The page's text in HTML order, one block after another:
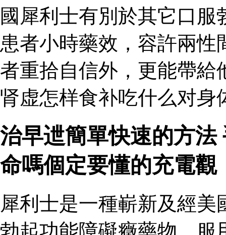
國犀利士有別於其它口
患者小時藥效，容許兩
者重拾自信外，更能帶
肾虚怎样食补吃什么对身
治早迣簡單快速的方
命嗎個定要懂的充電觀
犀利士是一種嶄新及經
勃起功能障礙癥藥物。服